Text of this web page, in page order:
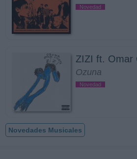
Novedad
ZIZI ft. Omar
Ozuna
Novedad
Novedades Musicales